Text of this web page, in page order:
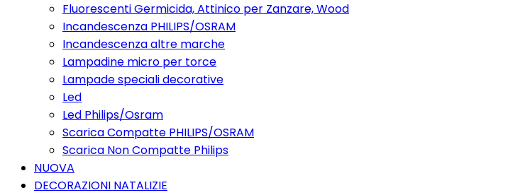
Fluorescenti Germicida, Attinico per Zanzare, Wood
Incandescenza PHILIPS/OSRAM
Incandescenza altre marche
Lampadine micro per torce
Lampade speciali decorative
Led
Led Philips/Osram
Scarica Compatte PHILIPS/OSRAM
Scarica Non Compatte Philips
NUOVA
DECORAZIONI NATALIZIE